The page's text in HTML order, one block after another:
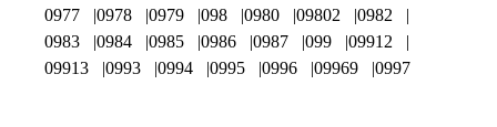
0977
0978 0979 098 0980 09802
0982
0983
0984 0985 0986 0987 099
09912
09913
0993 0994 0995 0996 09969 0997